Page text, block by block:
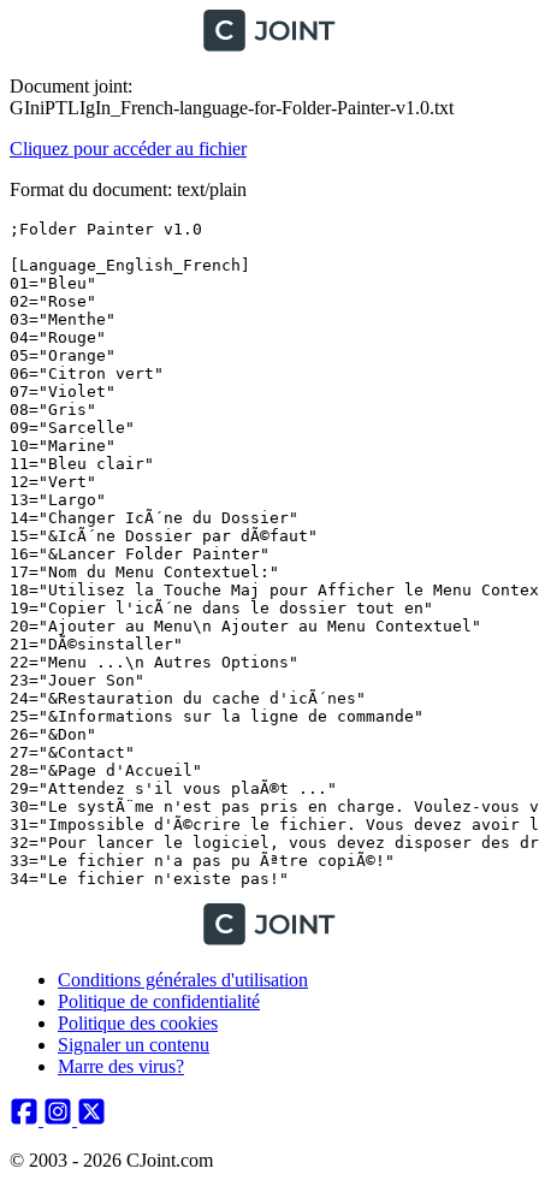
Document joint:
GIniPTLIgIn_French-language-for-Folder-Painter-v1.0.txt
Cliquez pour accéder au fichier
Format du document: text/plain
;Folder Painter v1.0
[Language_English_French]
01="Bleu"
02="Rose"
03="Menthe"
04="Rouge"
05="Orange"
06="Citron vert"
07="Violet"
08="Gris"
09="Sarcelle"
10="Marine"
11="Bleu clair"
12="Vert"
13="Largo"
14="Changer IcÃ´ne du Dossier"
15="&IcÃ´ne Dossier par dÃ©faut"
16="&Lancer Folder Painter"
17="Nom du Menu Contextuel:"
18="Utilisez la Touche Maj pour Afficher le Menu
19="Copier l'icÃ´ne dans le dossier tout en"
20="Ajouter au Menu\n Ajouter au Menu Contextuel"
21="DÃ©sinstaller"
22="Menu ...\n Autres Options"
23="Jouer Son"
24="&Restauration du cache d'icÃ´nes"
25="&Informations sur la ligne de commande"
26="&Don"
27="&Contact"
28="&Page d'Accueil"
29="Attendez s'il vous plaÃ®t ..."
30="Le systÃ¨me n'est pas pris en charge. Voulez-vous
31="Impossible d'Ã©crire le fichier. Vous devez
32="Pour lancer le logiciel, vous devez disposer des
33="Le fichier n'a pas pu Ãªtre copiÃ©!"
Conditions générales d'utilisation
Politique de confidentialité
Politique des cookies
Signaler un contenu
Marre des virus?
© 2003 - 2026 CJoint.com